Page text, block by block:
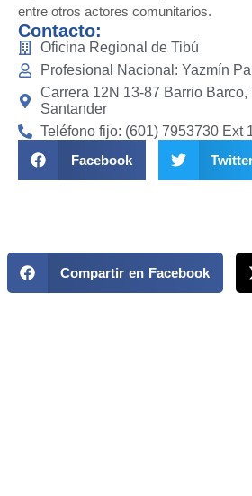
entre otros actores comunitarios.
Contacto:
Oficina Regional de Tibú
Profesional Nacional: Yazmín
Carrera 12N 13-87 Barrio Barco,
Santander
Teléfono fijo: (601) 7953730 Ext
Facebook
Compartir en Facebook